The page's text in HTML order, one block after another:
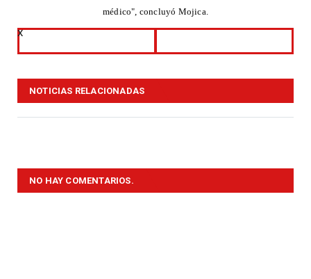
médico", concluyó Mojica.
x
NOTICIAS RELACIONADAS
NO HAY COMENTARIOS.